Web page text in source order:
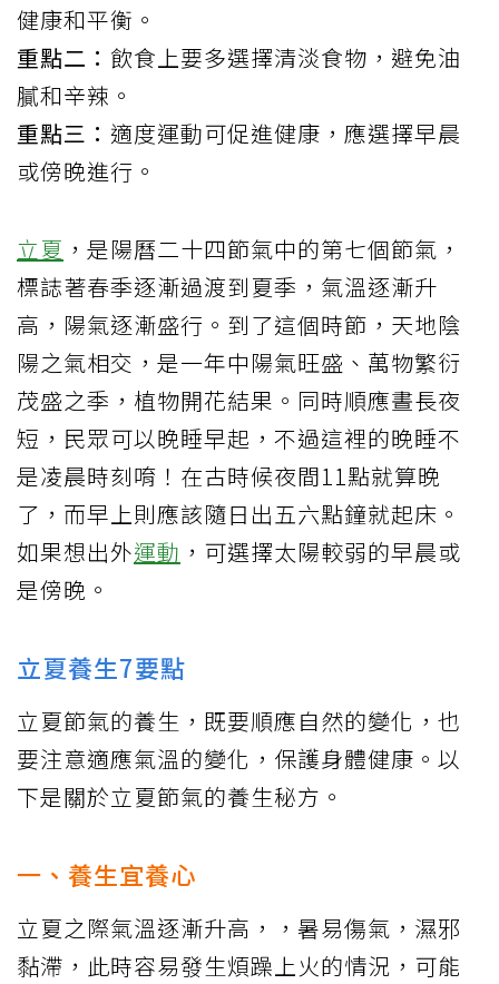
健康和平衡。
重點二： 飲食上要多選擇清淡食物，避免油
膩和辛辣。
重點三： 適度運動可促進健康，應選擇早晨
或傍晚進行。
立夏 ，是陽曆二十四節氣中的第七個節氣，
標誌著春季逐漸過渡到夏季，氣溫逐漸升
高，陽氣逐漸盛行。到了這個時節，天地陰
陽之氣相交，是一年中陽氣旺盛、萬物繁衍
茂盛之季，植物開花結果。同時順應晝長夜
短，民眾可以晚睡早起，不過這裡的晚睡不
是凌晨時刻唷！在古時候夜間11點就算晚
了，而早上則應該隨日出五六點鐘就起床。
如果想出外運動 ，可選擇太陽較弱的早晨或
是傍晚。
立夏養生7要點
立夏節氣的養生，既要順應自然的變化，也
要注意適應氣溫的變化，保護身體健康。以
下是關於立夏節氣的養生秘方。
一、養生宜養心
立夏之際氣溫逐漸升高，，暑易傷氣，濕邪
黏滯，此時容易發生煩躁上火的情況，可能